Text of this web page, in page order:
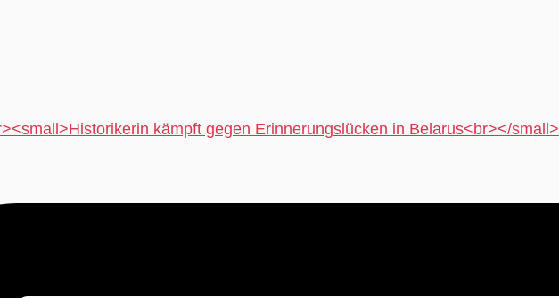
kämpft gegen Erinnerungslücken in Belarus<br></small>